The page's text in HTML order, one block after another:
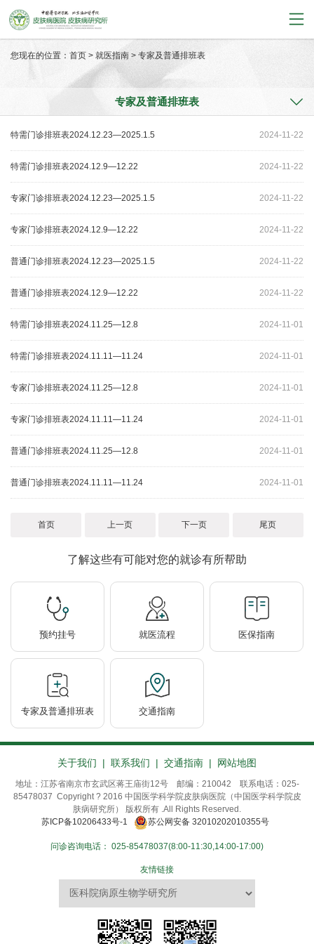
您现在的位置： 首页 > 就医指南 > 专家及普通排班表
专家及普通排班表
特需门诊排班表2024.12.23—2025.1.5 2024-11-22
特需门诊排班表2024.12.9—12.22 2024-11-22
专家门诊排班表2024.12.23—2025.1.5 2024-11-22
专家门诊排班表2024.12.9—12.22 2024-11-22
普通门诊排班表2024.12.23—2025.1.5 2024-11-22
普通门诊排班表2024.12.9—12.22 2024-11-22
特需门诊排班表2024.11.25—12.8 2024-11-01
特需门诊排班表2024.11.11—11.24 2024-11-01
专家门诊排班表2024.11.25—12.8 2024-11-01
专家门诊排班表2024.11.11—11.24 2024-11-01
普通门诊排班表2024.11.25—12.8 2024-11-01
普通门诊排班表2024.11.11—11.24 2024-11-01
首页 上一页 下一页 尾页
了解这些有可能对您的就诊有所帮助
预约挂号 就医流程 医保指南
专家及普通排班表 交通指南
关于我们 | 联系我们 | 交通指南 | 网站地图
地址：江苏省南京市玄武区蒋王庙街12号 邮编：210042 联系电话：025-
85478037 Copyright ? 2016 中国医学科学院皮肤病医院（中国医学科学院皮
肤病研究所） 版权所有 .All Rights Reserved.
苏ICP备10206433号-1
苏公网安备 32010202010355号
问诊咨询电话： 025-85478037(8:00-11:30,14:00-17:00)
友情链接